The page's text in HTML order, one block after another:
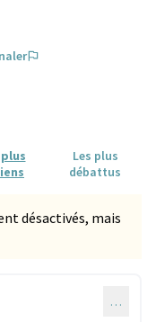
Les plus
débattus
désactivés, mais
…